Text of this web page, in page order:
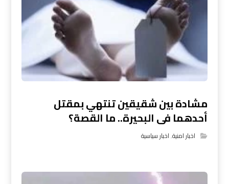
مشادة بين شقيقين تنتهي بمقتل
أحدهما فى البحيرة.. ما القصة؟
اخبار امنية,اخبار سياسية